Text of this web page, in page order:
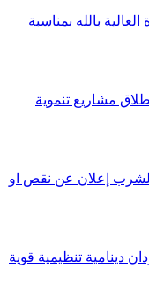
بالله بمناسبة
مشاريع تنموية
إعلان عن نقص او
دينامية تنظيمية قوية